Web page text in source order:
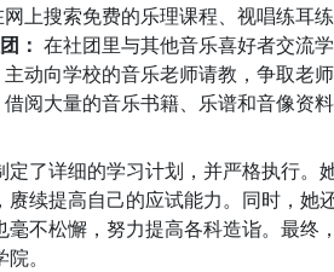
上搜索免费的乐理课程、视唱练耳
： 在社团里与其他音乐喜好者交流
主动向学校的音乐老师请教，争取老师
借阅大量的音乐书籍、乐谱和音像资
了详细的学习计划，并严格执行。
赓续提高自己的应试能力。同时，
毫不松懈，努力提高各科造诣。最
。